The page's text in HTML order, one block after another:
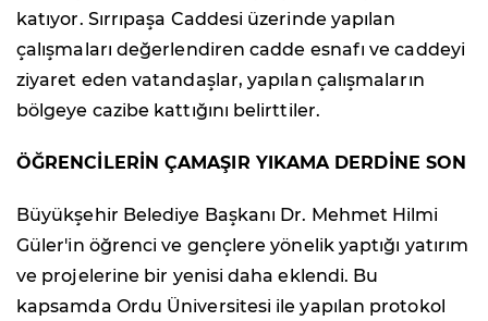
katıyor. Sırrıpaşa Caddesi üzerinde yapılan
çalışmaları değerlendiren cadde esnafı ve caddeyi
ziyaret eden vatandaşlar, yapılan çalışmaların
bölgeye cazibe kattığını belirttiler.
ÖĞRENCİLERİN ÇAMAŞIR YIKAMA DERDİNE SON
Büyükşehir Belediye Başkanı Dr. Mehmet Hilmi
Güler'in öğrenci ve gençlere yönelik yaptığı yatırım
ve projelerine bir yenisi daha eklendi. Bu
kapsamda Ordu Üniversitesi ile yapılan protokol